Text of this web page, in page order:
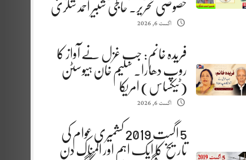
خصوصی تحریر. حاجی شبیر احمد شگری
اگست 6, 2026
فریدہ خانم: جب غزل نے آواز کا
روپ دھارا. سلیم خان ہیوسٹن
(ٹیکساس) امریکا
اگست 6, 2026
5 اگست 2019 کشمیری عوام کی
تاریخ کا ایک اہم اور المناک دن